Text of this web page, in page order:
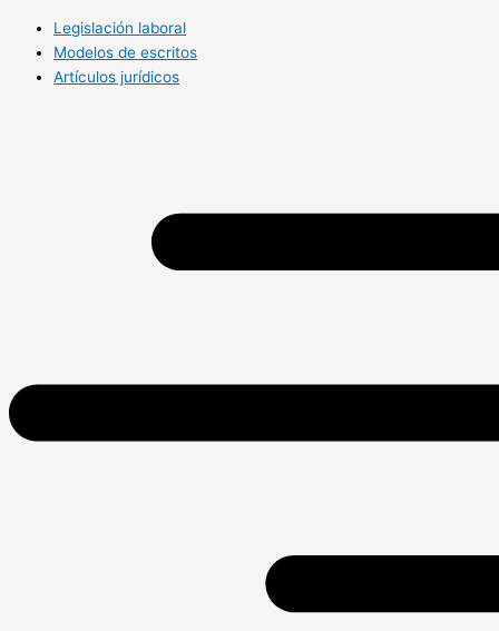
Legislación laboral
Modelos de escritos
Artículos jurídicos